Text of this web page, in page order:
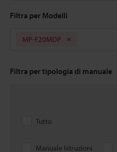
Filtra per Modelli
MP-F20MDP
Filtra per tipologia di manuale
Tutto
Manuale Istruzioni